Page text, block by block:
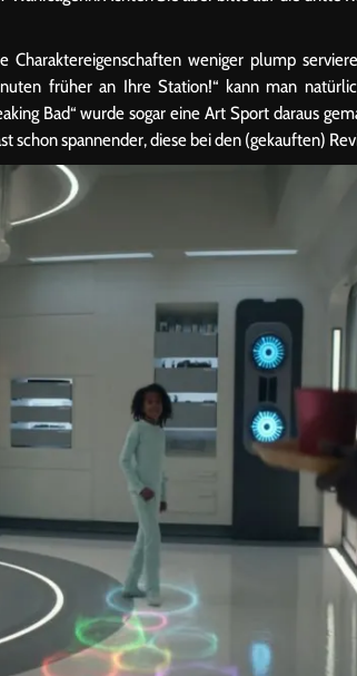
weniger plump
früher an Ihre Station!“ kann man
Bad“ wurde sogar eine Art Sport daraus
schon spannender, diese bei den (gekauften)